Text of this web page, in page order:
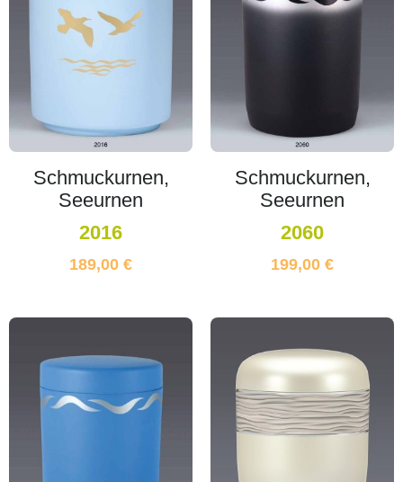
Schmuckurnen,
Seeurnen
2016
189,00 €
Schmuckurnen,
Seeurnen
2060
199,00 €